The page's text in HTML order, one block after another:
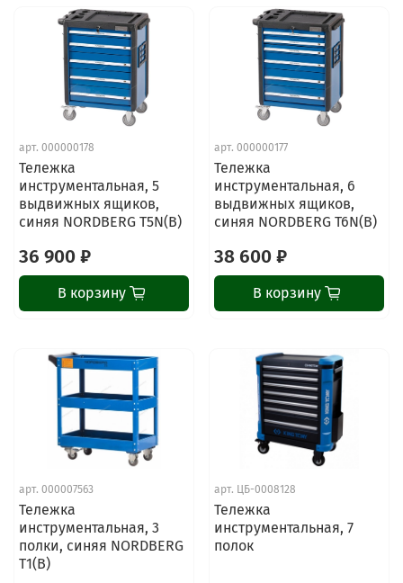
арт. 000000178
Тележка
инструментальная, 5
выдвижных ящиков,
синяя NORDBERG T5N(B)
36 900 ₽
В корзину
арт. 000000177
Тележка
инструментальная, 6
выдвижных ящиков,
синяя NORDBERG T6N(B)
38 600 ₽
В корзину
арт. 000007563
Тележка
инструментальная, 3
полки, синяя NORDBERG
T1(B)
арт. ЦБ-0008128
Тележка
инструментальная, 7
полок